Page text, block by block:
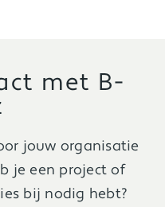
met B-
jouw organisatie
je een project of
bij nodig hebt?